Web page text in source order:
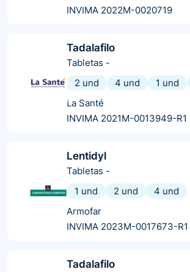
INVIMA 2022M-0020719
Tadalafilo
Tabletas -
2 und
4 und 1 und
La Santé
INVIMA 2021M-0013949-R1
Lentidyl
Tabletas -
1 und
2 und
4 und
Armofar
INVIMA 2023M-0017673-R1
Tadalafilo